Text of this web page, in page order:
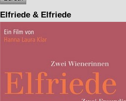
Elfriede & Elfriede